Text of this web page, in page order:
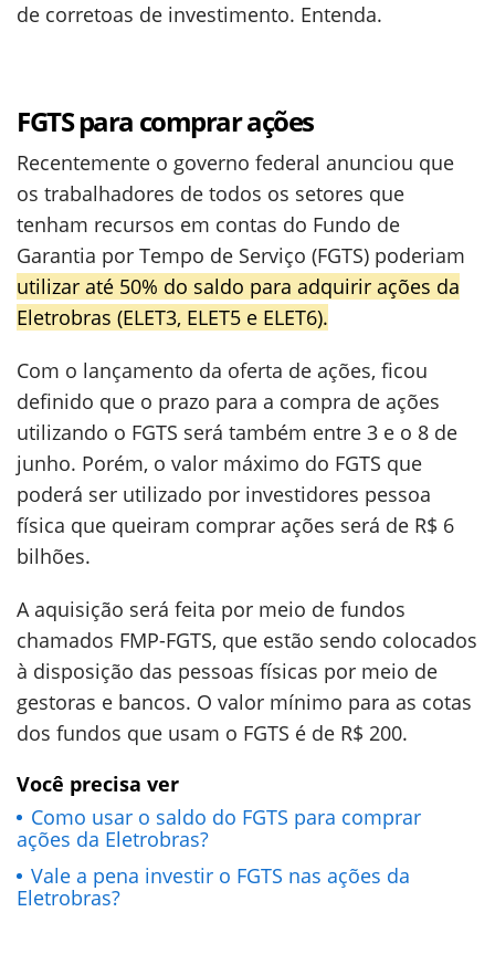
de corretoas de investimento. Entenda.
FGTS para comprar ações
Recentemente o governo federal anunciou que
os trabalhadores de todos os setores que
tenham recursos em contas do Fundo de
Garantia por Tempo de Serviço (FGTS) poderiam
utilizar até 50% do saldo para adquirir ações da
Eletrobras (ELET3, ELET5 e ELET6).
Com o lançamento da oferta de ações, ficou
definido que o prazo para a compra de ações
utilizando o FGTS será também entre 3 e o 8 de
junho. Porém, o valor máximo do FGTS que
poderá ser utilizado por investidores pessoa
física que queiram comprar ações será de R$ 6
bilhões.
A aquisição será feita por meio de fundos
chamados FMP-FGTS, que estão sendo colocados
à disposição das pessoas físicas por meio de
gestoras e bancos. O valor mínimo para as cotas
dos fundos que usam o FGTS é de R$ 200.
Você precisa ver
Como usar o saldo do FGTS para comprar
ações da Eletrobras?
Vale a pena investir o FGTS nas ações da
Eletrobras?